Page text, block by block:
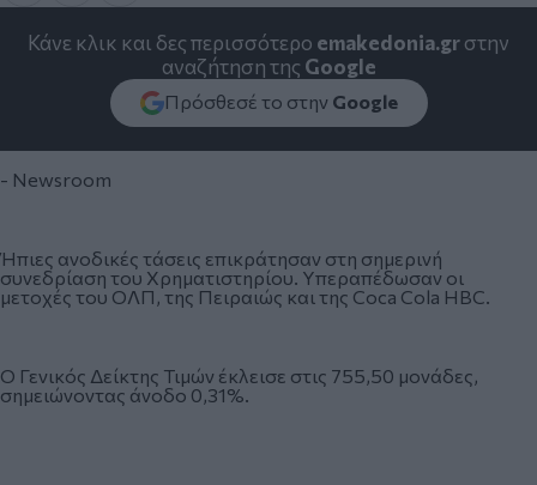
Κάνε κλικ και δες περισσότερο emakedonia.grστην
αναζήτηση της Google
Πρόσθεσέ το στην Google
- Newsroom
Ήπιες ανοδικές τάσεις επικράτησαν στη σημερινή
συνεδρίαση του Χρηματιστηρίου. Υπεραπέδωσαν οι
μετοχές του ΟΛΠ, της Πειραιώς και της Coca Cola HBC.
O Γενικός Δείκτης Τιμών έκλεισε στις 755,50 μονάδες,
σημειώνοντας άνοδο 0,31%.